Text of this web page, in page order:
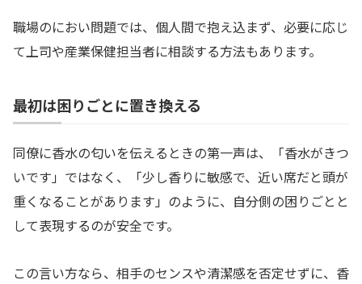
職場のにおい問題では、個人間で抱え込まず、必要に応じ
て上司や産業保健担当者に相談する方法もあります。
最初は困りごとに置き換える
同僚に香水の匂いを伝えるときの第一声は、「香水がきつ
いです」ではなく、「少し香りに敏感で、近い席だと頭が
重くなることがあります」のように、自分側の困りごとと
して表現するのが安全です。
この言い方なら、相手のセンスや清潔感を否定せずに、香